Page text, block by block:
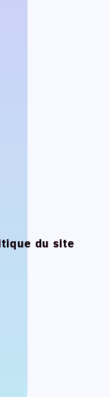
du site
du site